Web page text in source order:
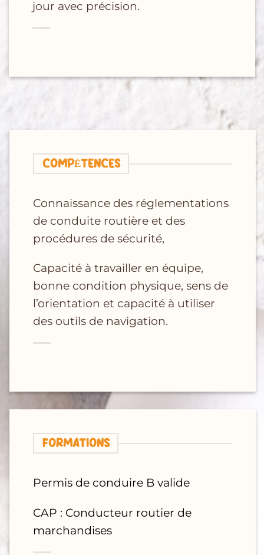
jour avec précision.
COMPÉTENCES
Connaissance des réglementations
de conduite routière et des
procédures de sécurité,
Capacité à travailler en équipe,
bonne condition physique, sens de
l’orientation et capacité à utiliser
des outils de navigation.
FORMATIONS
Permis de conduire B valide
CAP : Conducteur routier de
marchandises